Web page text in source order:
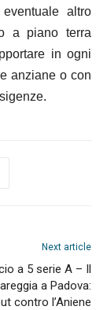
altro
a piano terra
in ogni
anziane o con
Next article
a 5 serie A – Il
a Padova:
contro l’Aniene